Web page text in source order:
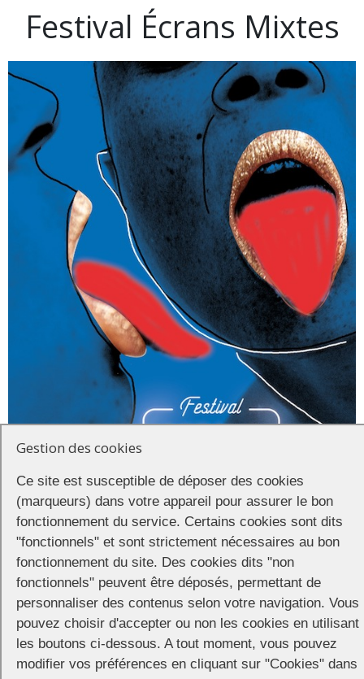
Festival Écrans Mixtes
La 10e édition d’Écrans Mixtes, Festival international de cinéma
QUEER de Lyon et de la Métropole, se déroulera du 4 au 12 mars
2020. Au programme : 55 séances, dans 28 lieux différents. André
Téchiné et John Waters seront les invités d’honneur du festival.
Pour en savoir plus, Stay tuned !
Gestion des cookies
Ce site est susceptible de déposer des cookies
(marqueurs) dans votre appareil pour assurer le bon
fonctionnement du service. Certains cookies sont dits
"fonctionnels" et sont strictement nécessaires au bon
fonctionnement du site. Des cookies dits "non
fonctionnels" peuvent être déposés, permettant de
personnaliser des contenus selon votre navigation. Vous
pouvez choisir d'accepter ou non les cookies en utilisant
les boutons ci-dessous. A tout moment, vous pouvez
modifier vos préférences en cliquant sur "Cookies" dans